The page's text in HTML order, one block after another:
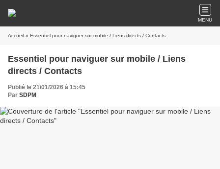
MENU
Accueil » Essentiel pour naviguer sur mobile / Liens directs / Contacts
Essentiel pour naviguer sur mobile / Liens
directs / Contacts
Publié le 21/01/2026 à 15:45
Par SDPM